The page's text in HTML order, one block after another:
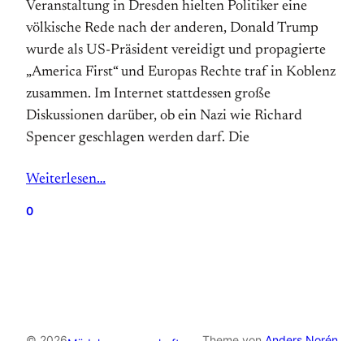
Veranstaltung in Dresden hielten Politiker eine
völkische Rede nach der anderen, Donald Trump
wurde als US-Präsident vereidigt und propagierte
„America First“ und Europas Rechte traf in Koblenz
zusammen. Im Internet stattdessen große
Diskussionen darüber, ob ein Nazi wie Richard
Spencer geschlagen werden darf. Die
Weiterlesen…
0